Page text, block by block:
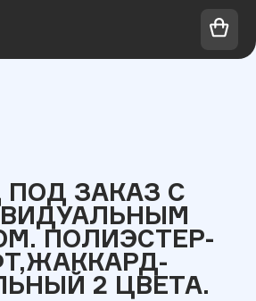
ПОД ЗАКАЗ С
ПОЛИЭСТЕР-
2 ЦВЕТА.